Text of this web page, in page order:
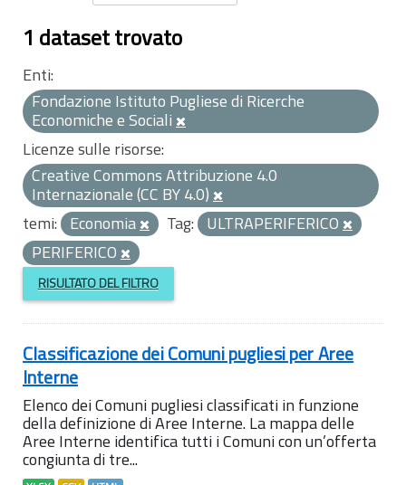
1 dataset trovato
Enti:
Fondazione Istituto Pugliese di Ricerche
Economiche e Sociali
Licenze sulle risorse:
Creative Commons Attribuzione 4.0
Internazionale (CC BY 4.0)
temi: Economia Tag: ULTRAPERIFERICO
PERIFERICO
RISULTATO DEL FILTRO
Classificazione dei Comuni pugliesi per Aree
Interne
Elenco dei Comuni pugliesi classificati in funzione
della definizione di Aree Interne. La mappa delle
Aree Interne identifica tutti i Comuni con un’offerta
congiunta di tre...